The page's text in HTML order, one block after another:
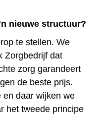
nieuwe structuur?
te stellen. We
Zorgbedrijf dat
zorg garandeert
de beste prijs.
en daar wijken we
het tweede principe